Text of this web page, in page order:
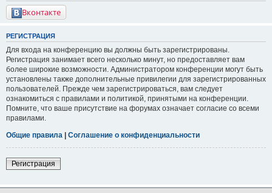
Вконтакте
РЕГИСТРАЦИЯ
Для входа на конференцию вы должны быть зарегистрированы.
Регистрация занимает всего несколько минут, но предоставляет вам
более широкие возможности. Администратором конференции могут быть
установлены также дополнительные привилегии для зарегистрированных
пользователей. Прежде чем зарегистрироваться, вам следует
ознакомиться с правилами и политикой, принятыми на конференции.
Помните, что ваше присутствие на форумах означает согласие со всеми
правилами.
Общие правила
Соглашение о конфиденциальности
Регистрация